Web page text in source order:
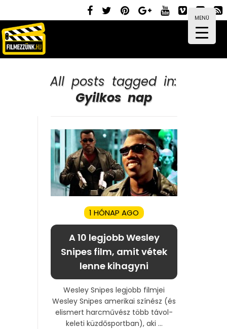
MENÜ
All posts tagged in:
Gyilkos nap
1 HÓNAP AGO
A 10 legjobb Wesley
Snipes film, amit vétek
lenne kihagyni
Wesley Snipes legjobb filmjei
Wesley Snipes amerikai színész (és
elismert harcművész több távol-
keleti küzdősportban), aki ...